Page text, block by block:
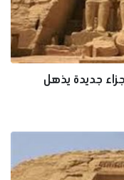
جديدة يذهل